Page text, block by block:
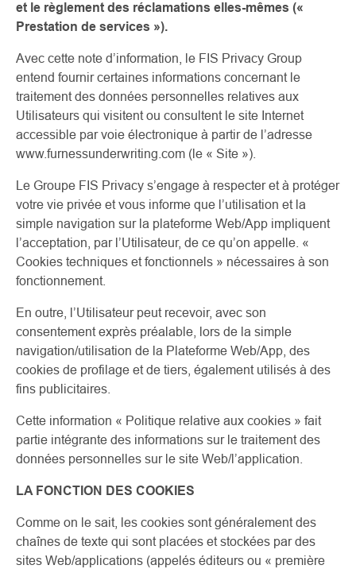
et le règlement des réclamations elles-mêmes («
Prestation de services »).
Avec cette note d’information, le FIS Privacy Group
entend fournir certaines informations concernant le
traitement des données personnelles relatives aux
Utilisateurs qui visitent ou consultent le site Internet
accessible par voie électronique à partir de l’adresse
www.furnessunderwriting.com (le « Site »).
Le Groupe FIS Privacy s’engage à respecter et à protéger
votre vie privée et vous informe que l’utilisation et la
simple navigation sur la plateforme Web/App impliquent
l’acceptation, par l’Utilisateur, de ce qu’on appelle. «
Cookies techniques et fonctionnels » nécessaires à son
fonctionnement.
En outre, l’Utilisateur peut recevoir, avec son
consentement exprès préalable, lors de la simple
navigation/utilisation de la Plateforme Web/App, des
cookies de profilage et de tiers, également utilisés à des
fins publicitaires.
Cette information « Politique relative aux cookies » fait
partie intégrante des informations sur le traitement des
données personnelles sur le site Web/l’application.
LA FONCTION DES COOKIES
Comme on le sait, les cookies sont généralement des
chaînes de texte qui sont placées et stockées par des
sites Web/applications (appelés éditeurs ou « première